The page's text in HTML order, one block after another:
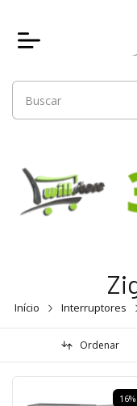
Início Interruptores
Ordenar
16%